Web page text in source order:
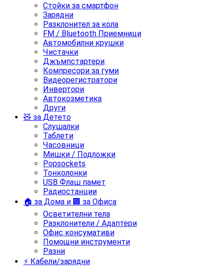
Стойки за смартфон
Зарядни
Разклонител за кола
FM / Bluetooth Приемници
Автомобилни крушки
Чистачки
Джъмпстартери
Компресори за гуми
Видеорегистратори
Инвертори
Автокозметика
Други
🧸 за Детето
Слушалки
Таблети
Часовници
Мишки / Подложки
Popsockets
Тонколонки
USB Флаш памет
Радиостанции
🏠 за Дома и 🏢 за Офиса
Осветителни тела
Разклонители / Адаптери
Офис консумативи
Помощни инструменти
Разни
⚡ Кабели/зарядни